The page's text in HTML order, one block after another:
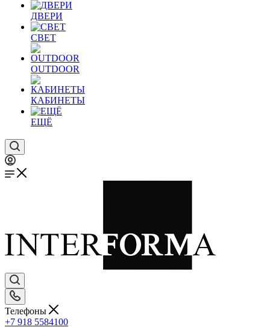
ДВЕРИ
СВЕТ
OUTDOOR
КАБИНЕТЫ
ЕЩЁ
Телефоны
+7 918 5584100